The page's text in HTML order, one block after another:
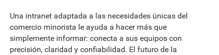
Una intranet adaptada a las necesidades únicas del
comercio minorista le ayuda a hacer más que
simplemente informar: conecta a sus equipos con
precisión, claridad y confiabilidad. El futuro de la